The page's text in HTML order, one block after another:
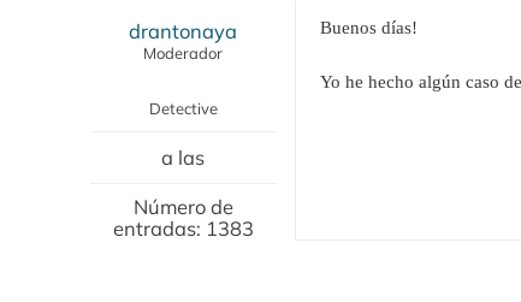
drantonaya
Moderador
Detective
a las
Número de
entradas: 1383
Buenos días!
Yo he hecho algún caso